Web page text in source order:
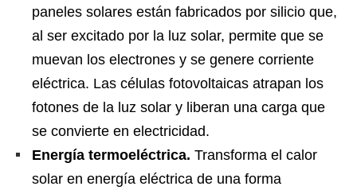
paneles solares están fabricados por silicio que,
al ser excitado por la luz solar, permite que se
muevan los electrones y se genere corriente
eléctrica. Las células fotovoltaicas atrapan los
fotones de la luz solar y liberan una carga que
se convierte en electricidad.
Energía termoeléctrica. Transforma el calor
solar en energía eléctrica de una forma